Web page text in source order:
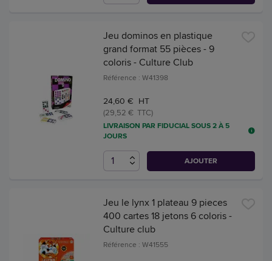
Jeu dominos en plastique
grand format 55 pièces - 9
coloris - Culture Club
Référence : W41398
24,60 € HT
(29,52 € TTC)
LIVRAISON PAR FIDUCIAL SOUS 2 À 5
JOURS
AJOUTER
Jeu le lynx 1 plateau 9 pieces
400 cartes 18 jetons 6 coloris -
Culture club
Référence : W41555